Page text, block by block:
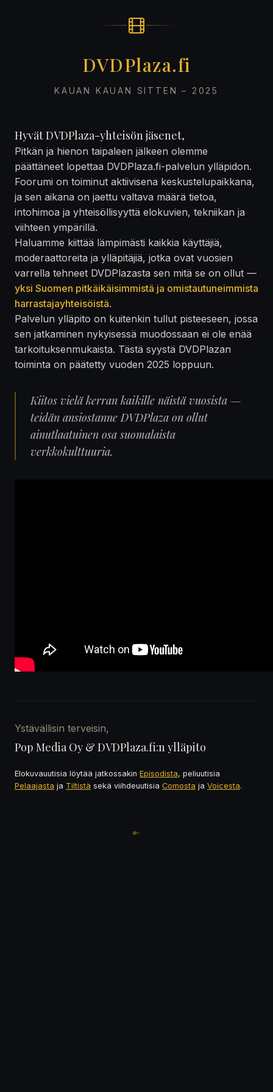
DVDPlaza.fi
KAUAN KAUAN SITTEN – 2025
Hyvät DVDPlaza-yhteisön jäsenet,
Pitkän ja hienon taipaleen jälkeen olemme
päättäneet lopettaa DVDPlaza.fi-palvelun ylläpidon.
Foorumi on toiminut aktiivisena keskustelupaikkana,
ja sen aikana on jaettu valtava määrä tietoa,
intohimoa ja yhteisöllisyyttä elokuvien, tekniikan ja
viihteen ympärillä.
Haluamme kiittää lämpimästi kaikkia käyttäjiä,
moderaattoreita ja ylläpitäjiä, jotka ovat vuosien
varrella tehneet DVDPlazasta sen mitä se on ollut —
yksi Suomen pitkäikäisimmistä ja omistautuneimmista
harrastajayhteisöistä.
Palvelun ylläpito on kuitenkin tullut pisteeseen, jossa
sen jatkaminen nykyisessä muodossaan ei ole enää
tarkoituksenmukaista. Tästä syystä DVDPlazan
toiminta on päätetty vuoden 2025 loppuun.
Kiitos vielä kerran kaikille näistä vuosista —
teidän ansiostanne DVDPlaza on ollut
ainutlaatuinen osa suomalaista
verkkokulttuuria.
Ystävällisin terveisin,
Pop Media Oy & DVDPlaza.fi:n ylläpito
Elokuvauutisia löytää jatkossakin Episodista, peliuutisia
Pelaajasta ja Tiltistä sekä viihdeuutisia Comosta ja Voicesta.